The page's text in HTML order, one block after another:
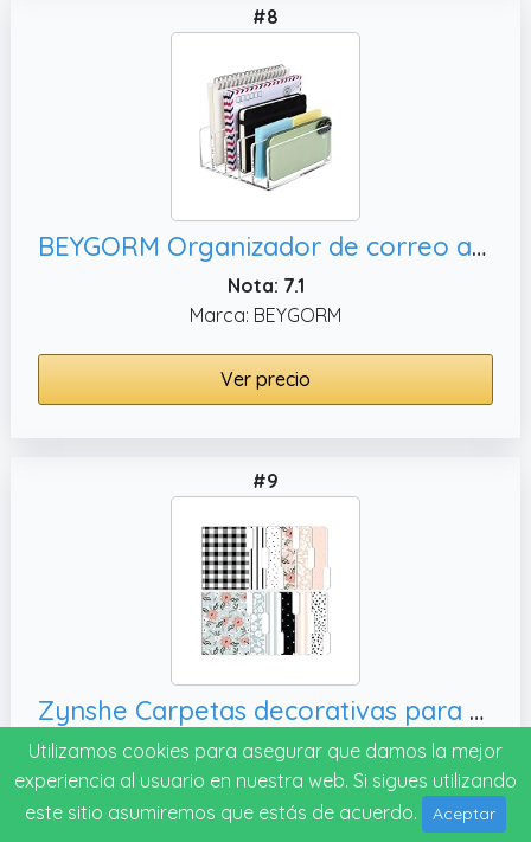
#8
BEYGORM Organizador de correo acrílico,
Nota: 7.1
Marca: BEYGORM
Ver precio
#9
Zynshe Carpetas decorativas para archivos, bonitas
Nota: 7.1
Marca: ZYNSHE
Utilizamos cookies para asegurar que damos la mejor
experiencia al usuario en nuestra web. Si sigues utilizando
este sitio asumiremos que estás de acuerdo.
Aceptar